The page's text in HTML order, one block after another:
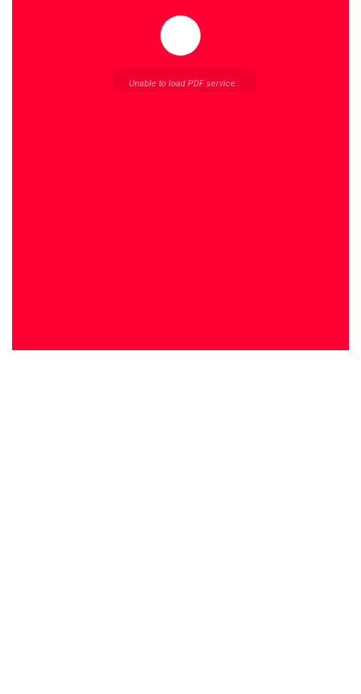
Unable to load PDF service..